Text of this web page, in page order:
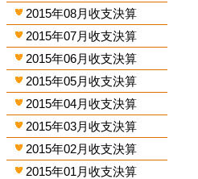
2015年08月收支決算
2015年07月收支決算
2015年06月收支決算
2015年05月收支決算
2015年04月收支決算
2015年03月收支決算
2015年02月收支決算
2015年01月收支決算